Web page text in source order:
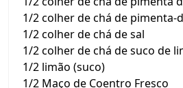
1/2 colher de chá de pimenta-
1/2 colher de chá de sal
1/2 colher de chá de suco de
1/2 limão (suco)
1/2 Maço de Coentro Fresco